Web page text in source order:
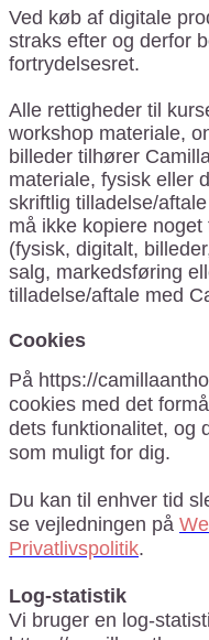
Ved køb af digitale
straks efter og derfor
fortrydelsesret.
Alle rettigheder til
workshop materiale,
billeder tilhører
materiale, fysisk eller
skriftlig tilladelse/
må ikke kopiere
(fysisk, digitalt,
salg, markedsføring
tilladelse/aftale med
Cookies
På https://
cookies med det
dets funktionalitet, og
som muligt for dig.
Du kan til enhver tid
se vejledningen på
Privatlivspolitik.
Log-statistik
Vi bruger en log-